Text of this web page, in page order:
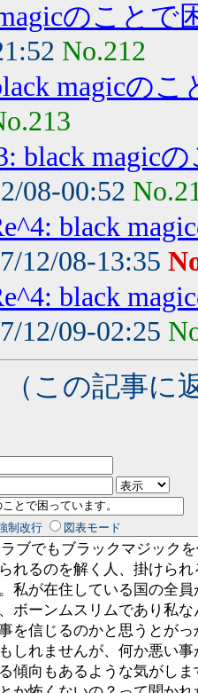
のこと
No.212
magicの
black magic
08-00:52
black
12/08-13:35
black
12/09-02:25
（この記事に
制改行 図表モード